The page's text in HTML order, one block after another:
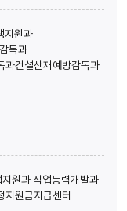
지원과
독과
과건설산재예방감독과
지원과 직업능력개발과
지원금지급센터